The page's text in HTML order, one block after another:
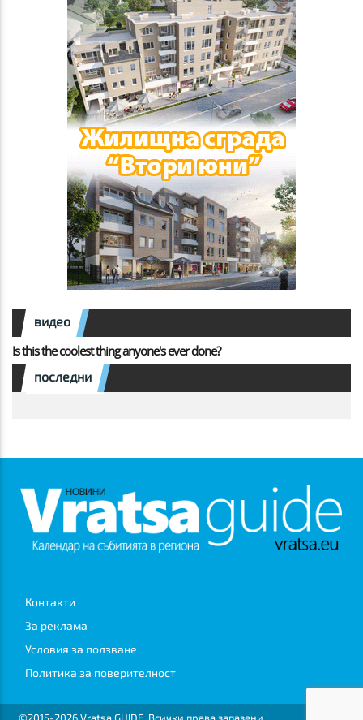
видео
Is this the coolest thing anyone's ever done?
последни
Контакти
За реклама
Условия за ползване
Политика за поверителност